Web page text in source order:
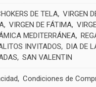
DE TELA VIRGEN
VIRGEN DE FÁTIMA
MEDITERRÁNEA
INVITADOS DIA DE
SAN VALENTIN
Condiciones de